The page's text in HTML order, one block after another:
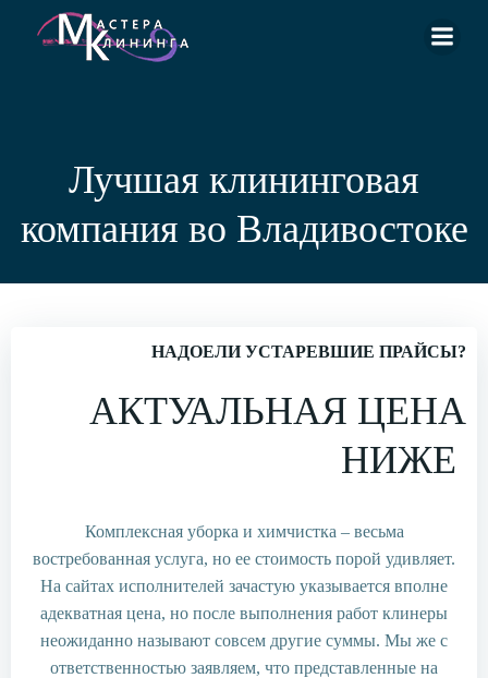
Лучшая клининговая
компания во Владивостоке
НАДОЕЛИ УСТАРЕВШИЕ ПРАЙСЫ?
АКТУАЛЬНАЯ ЦЕНА
НИЖЕ
Комплексная уборка и химчистка – весьма
востребованная услуга, но ее стоимость порой удивляет.
На сайтах исполнителей зачастую указывается вполне
адекватная цена, но после выполнения работ клинеры
неожиданно называют совсем другие суммы. Мы же с
ответственностью заявляем, что представленные на